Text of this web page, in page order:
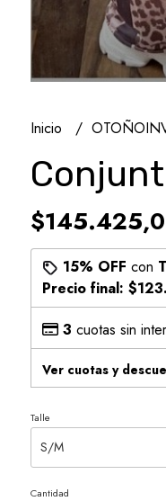
Inicio
15% OFF con
Precio final:
3 cuotas sin
Ver cuotas y
Talle
Cantidad